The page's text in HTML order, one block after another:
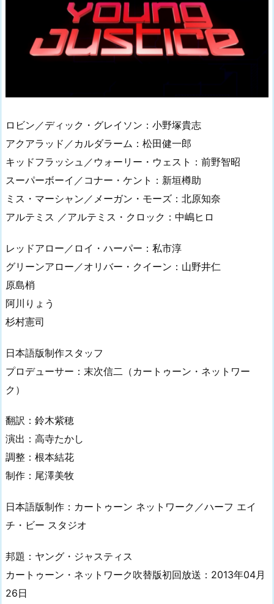
ロビン／ディック・グレイソン：小野塚貴志
アクアラッド／カルダラーム：松田健一郎
キッドフラッシュ／ウォーリー・ウェスト：前野智昭
スーパーボーイ／コナー・ケント：新垣樽助
ミス・マーシャン／メーガン・モーズ：北原知奈
アルテミス ／アルテミス・クロック：中嶋ヒロ
レッドアロー／ロイ・ハーパー：私市淳
グリーンアロー／オリバー・クイーン：山野井仁
原島梢
阿川りょう
杉村憲司
日本語版制作スタッフ
プロデューサー：末次信二（カートゥーン・ネットワー
ク）
翻訳：鈴木紫穂
演出：高寺たかし
調整：根本結花
制作：尾澤美牧
日本語版制作：カートゥーン ネットワーク／ハーフ エイ
チ・ビー スタジオ
邦題：ヤング・ジャスティス
カートゥーン・ネットワーク吹替版初回放送：2013年04月
26日